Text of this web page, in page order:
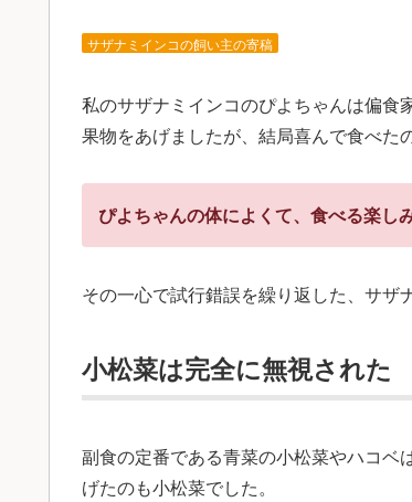
サザナミインコの飼い主の寄稿
私のサザナミインコのぴよちゃんは偏食
果物をあげましたが、結局喜んで食べた
ぴよちゃんの体によくて、食べる楽し
その一心で試行錯誤を繰り返した、サザ
小松菜は完全に無視された
副食の定番である青菜の小松菜やハコベ
げたのも小松菜でした。